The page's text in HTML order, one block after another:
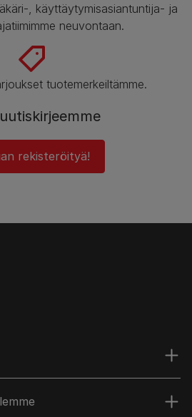
, käyttäytymisasiantuntija- ja
neuvontaan.
tuotemerkeiltämme.
rekisteröityä!